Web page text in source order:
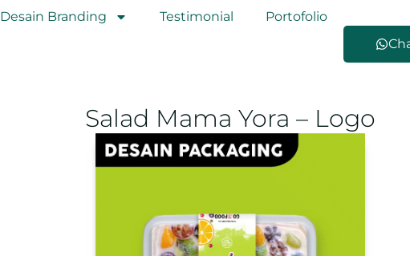
Desain Branding Testimonial
Portofolio
Salad Mama Yora – Logo